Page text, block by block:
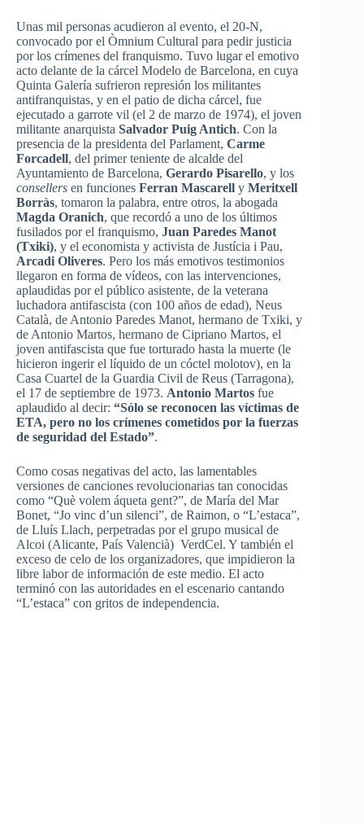
Unas mil personas acudieron al evento, el 20-N,
convocado por el Òmnium Cultural para pedir justicia
por los crímenes del franquismo. Tuvo lugar el emotivo
acto delante de la cárcel Modelo de Barcelona, en cuya
Quinta Galería sufrieron represión los militantes
antifranquistas, y en el patio de dicha cárcel, fue
ejecutado a garrote vil (el 2 de marzo de 1974), el joven
militante anarquista Salvador Puig Antich. Con la
presencia de la presidenta del Parlament, Carme
Forcadell, del primer teniente de alcalde del
Ayuntamiento de Barcelona, Gerardo Pisarello, y los
consellers en funciones Ferran Mascarell y Meritxell
Borràs, tomaron la palabra, entre otros, la abogada
Magda Oranich, que recordó a uno de los últimos
fusilados por el franquismo, Juan Paredes Manot
(Txiki), y el economista y activista de Justícia i Pau,
Arcadi Oliveres. Pero los más emotivos testimonios
llegaron en forma de vídeos, con las intervenciones,
aplaudidas por el público asistente, de la veterana
luchadora antifascista (con 100 años de edad), Neus
Català, de Antonio Paredes Manot, hermano de Txiki, y
de Antonio Martos, hermano de Cipriano Martos, el
joven antifascista que fue torturado hasta la muerte (le
hicieron ingerir el líquido de un cóctel molotov), en la
Casa Cuartel de la Guardia Civil de Reus (Tarragona),
el 17 de septiembre de 1973. Antonio Martos fue
aplaudido al decir: “Sólo se reconocen las víctimas de
ETA, pero no los crímenes cometidos por la fuerzas
de seguridad del Estado”.
Como cosas negativas del acto, las lamentables
versiones de canciones revolucionarias tan conocidas
como “Què volem áqueta gent?”, de María del Mar
Bonet, “Jo vinc d’un silenci”, de Raimon, o “L’estaca”,
de Lluís Llach, perpetradas por el grupo musical de
Alcoi (Alicante, País Valencià) VerdCel. Y también el
exceso de celo de los organizadores, que impidieron la
libre labor de información de este medio. El acto
terminó con las autoridades en el escenario cantando
“L’estaca” con gritos de independencia.